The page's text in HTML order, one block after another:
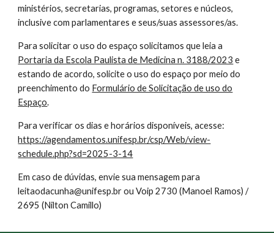
ministérios, secretarias, programas, setores e núcleos,
inclusive com parlamentares e seus/suas assessores/as.
Para solicitar o uso do espaço solicitamos que leia a
Portaria da Escola Paulista de Medicina n. 3188/2023 e
estando de acordo, solicite o uso do espaço por meio do
preenchimento do Formulário de Solicitação de uso do
Espaço.
Para verificar os dias e horários disponíveis, acesse:
https://agendamentos.unifesp.br/csp/Web/view-
schedule.php?sd=2025-3-14
Em caso de dúvidas, envie sua mensagem para
leitaodacunha@unifesp.br ou Voip 2730 (Manoel Ramos) /
2695 (Nilton Camillo)